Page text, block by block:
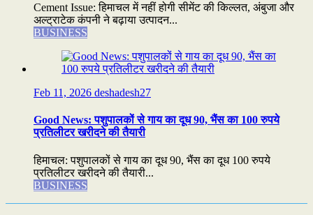
Cement Issue: हिमाचल में नहीं होगी सीमेंट की किल्लत, अंबुजा और
अल्ट्राटेक कंपनी ने बढ़ाया उत्पादन...
BUSINESS
Feb 11, 2026 deshadesh27
Good News: पशुपालकों से गाय का दूध 90, भैंस का 100 रुपये
प्रतिलीटर खरीदने की तैयारी
हिमाचल: पशुपालकों से गाय का दूध 90, भैंस का दूध 100 रुपये
प्रतिलीटर खरीदने की तैयारी...
BUSINESS